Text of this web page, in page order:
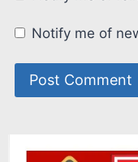
Notify me of